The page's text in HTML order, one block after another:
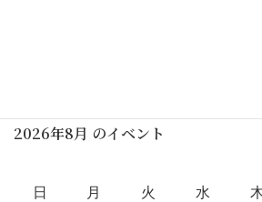
2026年8月 のイベント
日 月 火 水